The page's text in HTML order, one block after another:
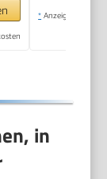
* Anzeige
in